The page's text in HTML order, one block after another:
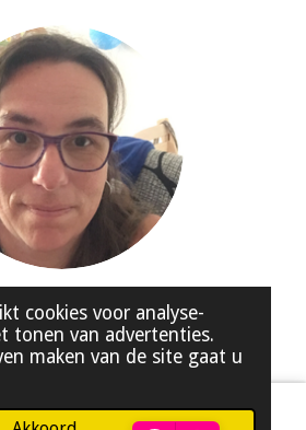
cookies voor analyse-
tonen van advertenties.
maken van de site gaat u
t
e
r
s
t
t
a
g
a
m
by HelloMI